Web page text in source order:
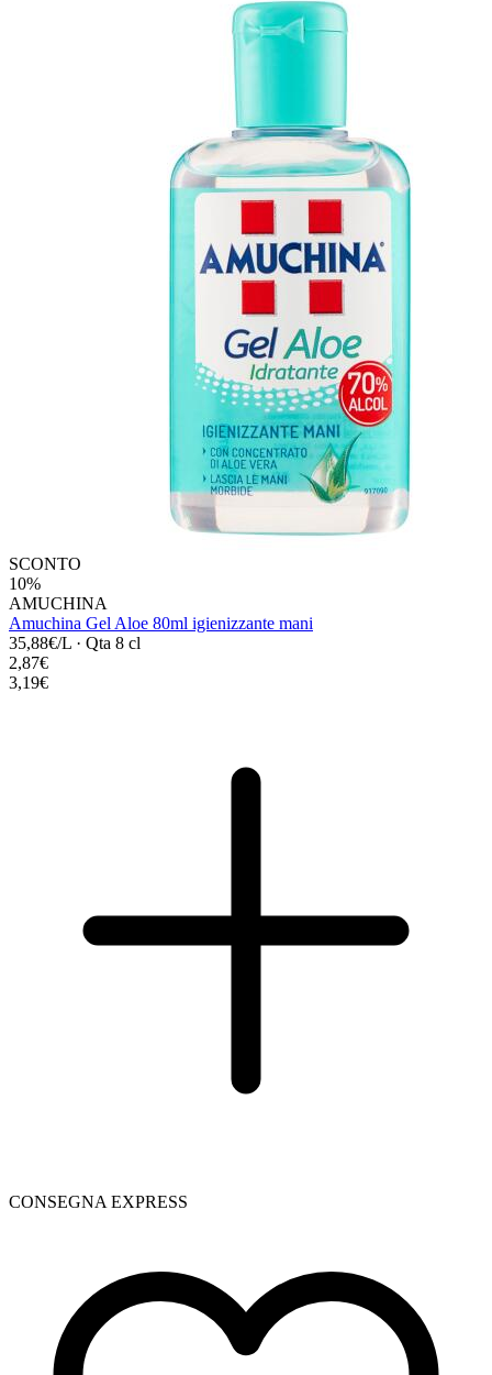
SCONTO
10%
AMUCHINA
Amuchina Gel Aloe 80ml igienizzante mani
35,88€/L · Qta 8 cl
2,87€
3,19€
CONSEGNA EXPRESS